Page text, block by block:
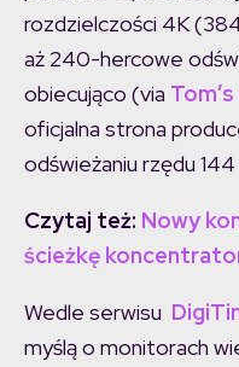
rozdzielczości 4K
aż 240-hercowe
obiecująco (via
oficjalna strona
odświeżaniu rzędu
Czytaj też: Nowy
ścieżkę
Wedle serwisu
myślą o monitorach